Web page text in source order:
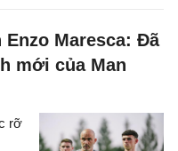
Enzo Maresca: Đã
mới của Man
rỡ